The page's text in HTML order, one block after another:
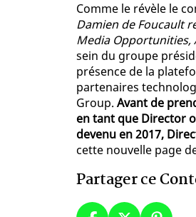
Comme le révèle le
Damien de Foucault
Media Opportunities,
sein du groupe
présence de la
partenaires
Group. Avant de
en tant que Director
devenu en 2017,
cette nouvelle page
Partager ce